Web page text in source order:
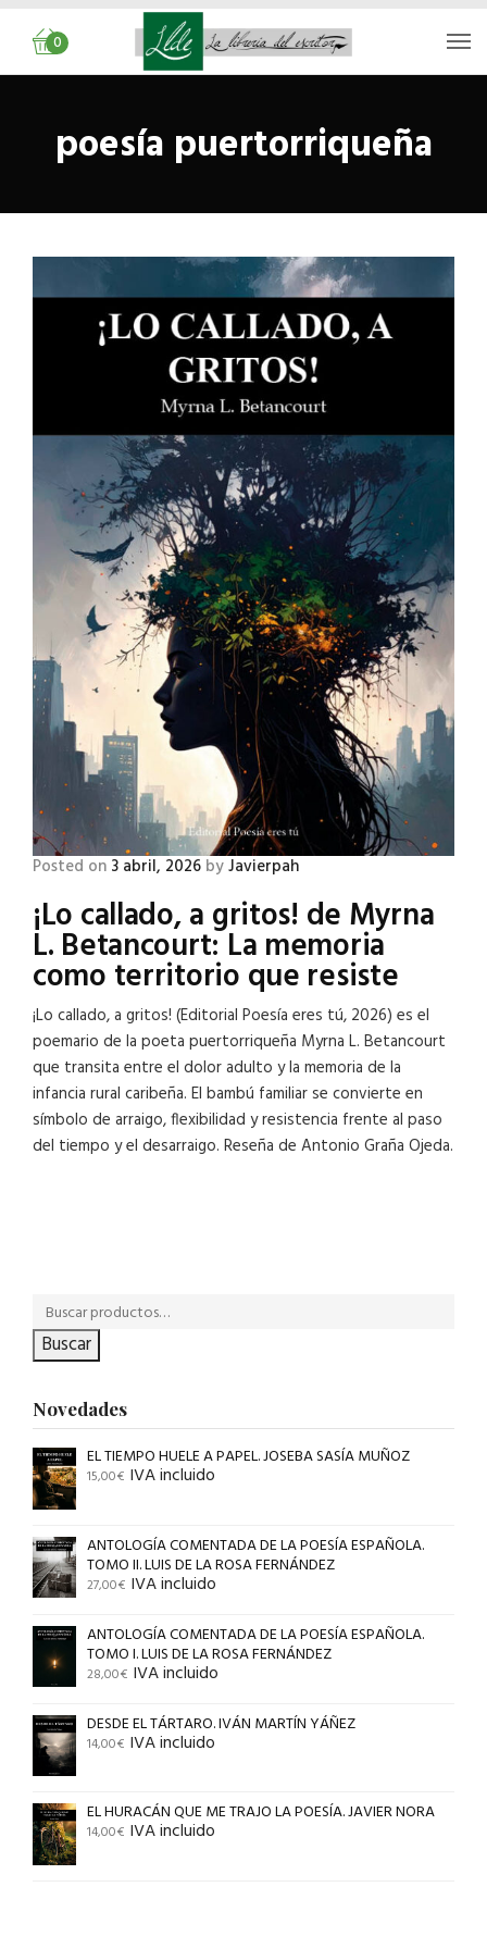
0
poesía puertorriqueña
Posted on 3 abril, 2026 byJavierpah
¡Lo callado, a gritos! de Myrna
L. Betancourt: La memoria
como territorio que resiste
¡Lo callado, a gritos! (Editorial Poesía eres tú, 2026) es el
poemario de la poeta puertorriqueña Myrna L. Betancourt
que transita entre el dolor adulto y la memoria de la
infancia rural caribeña. El bambú familiar se convierte en
símbolo de arraigo, flexibilidad y resistencia frente al paso
del tiempo y el desarraigo. Reseña de Antonio Graña Ojeda.
Buscar
Novedades
EL TIEMPO HUELE A PAPEL. JOSEBA SASÍA MUÑOZ
15,00€ IVA incluido
ANTOLOGÍA COMENTADA DE LA POESÍA ESPAÑOLA.
TOMO II. LUIS DE LA ROSA FERNÁNDEZ
27,00€ IVA incluido
ANTOLOGÍA COMENTADA DE LA POESÍA ESPAÑOLA.
TOMO I. LUIS DE LA ROSA FERNÁNDEZ
28,00€ IVA incluido
DESDE EL TÁRTARO. IVÁN MARTÍN YÁÑEZ
14,00€ IVA incluido
EL HURACÁN QUE ME TRAJO LA POESÍA. JAVIER NORA
14,00€ IVA incluido